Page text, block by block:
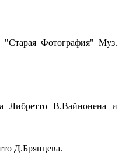
Фотография" Муз.
Либретто В.Вайнонена и
Д.Брянцева.